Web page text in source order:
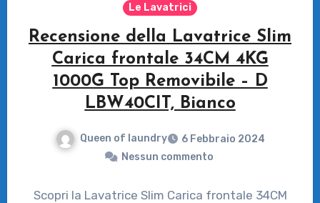
Le Lavatrici
Recensione della Lavatrice Slim
Carica frontale 34CM 4KG
1000G Top Removibile – D
LBW40CIT, Bianco
Queen of laundry
6 Febbraio 2024
Nessun commento
Scopri la Lavatrice Slim Carica frontale 34CM